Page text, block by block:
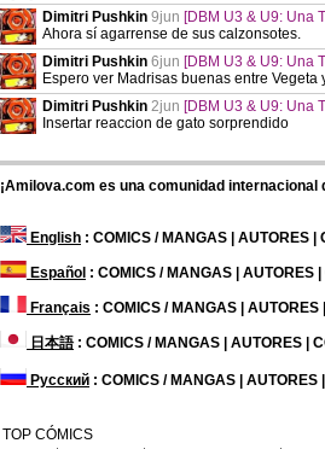
Dimitri Pushkin 9jun [DBM U3 & U9: Una
Ahora sí agarrense de sus calzonsotes.
Dimitri Pushkin 6jun [DBM U3 & U9: Una
Espero ver Madrisas buenas entre Vegeta
Dimitri Pushkin 2jun [DBM U3 & U9: Una
Insertar reaccion de gato sorprendido
¡Amilova.com es una comunidad
English : COMICS / MANGAS | AUTORES |
Español : COMICS / MANGAS | AUTORES
Français : COMICS / MANGAS | AUTORES
日本語: COMICS / MANGAS | AUTORES |
Русский : COMICS / MANGAS | AUTORES
TOP CÓMICS